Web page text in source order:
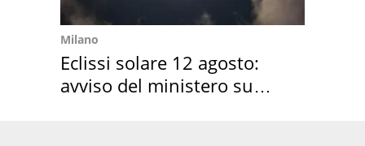
Milano
Eclissi solare 12 agosto:
avviso del ministero su